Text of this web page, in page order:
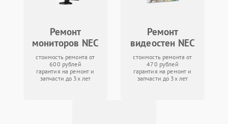
Ремонт
мониторов NEC
стоимость ремонта от
600 рублей
гарантия на ремонт и
запчасти до 3х лет
Ремонт
видеостен NEC
стоимость ремонта от
470 рублей
гарантия на ремонт и
запчасти до 3х лет